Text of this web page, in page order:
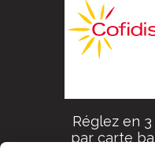
Réglez en
par carte